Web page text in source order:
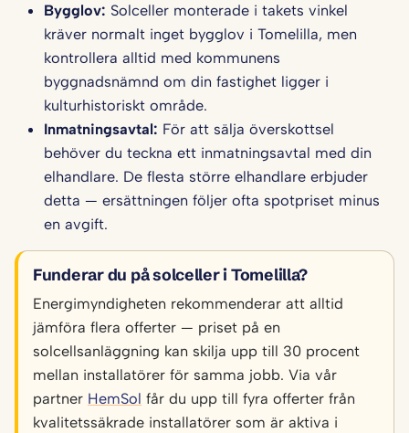
Bygglov: Solceller monterade i takets vinkel
kräver normalt inget bygglov i Tomelilla, men
kontrollera alltid med kommunens
byggnadsnämnd om din fastighet ligger i
kulturhistoriskt område.
Inmatningsavtal: För att sälja överskottsel
behöver du teckna ett inmatningsavtal med din
elhandlare. De flesta större elhandlare erbjuder
detta — ersättningen följer ofta spotpriset minus
en avgift.
Funderar du på solceller i Tomelilla?
Energimyndigheten rekommenderar att alltid
jämföra flera offerter — priset på en
solcellsanläggning kan skilja upp till 30 procent
mellan installatörer för samma jobb. Via vår
partner HemSol får du upp till fyra offerter från
kvalitetssäkrade installatörer som är aktiva i